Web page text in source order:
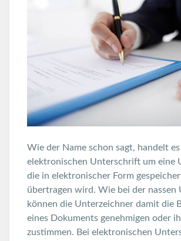
Wie der Name schon sagt, handelt
elektronischen Unterschrift um eine
die in elektronischer Form
übertragen wird. Wie bei der
können die Unterzeichner damit die
eines Dokuments genehmigen oder
zustimmen. Bei elektronischen